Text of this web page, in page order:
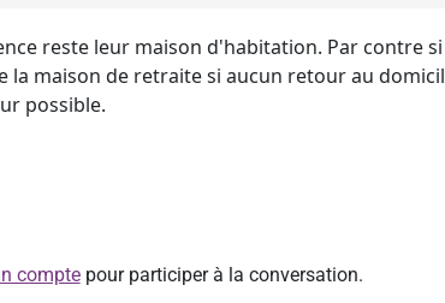
reste leur maison d'habitation. Par contre
la maison de retraite si aucun retour au
possible.
comptepour participer à la conversation.